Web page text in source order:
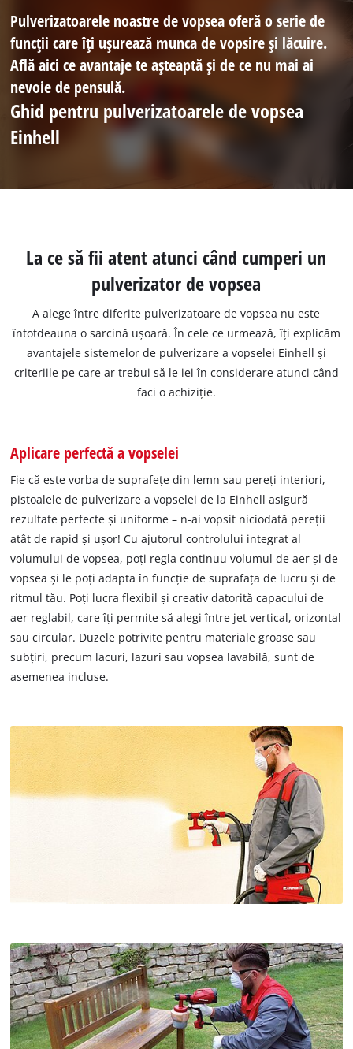
Pulverizatoarele noastre de vopsea oferă o serie de
funcții care îți ușurează munca de vopsire și lăcuire.
Află aici ce avantaje te așteaptă și de ce nu mai ai
nevoie de pensulă.
Ghid pentru pulverizatoarele de vopsea
Einhell
La ce să fii atent atunci când cumperi un
pulverizator de vopsea
A alege între diferite pulverizatoare de vopsea nu este
întotdeauna o sarcină ușoară. În cele ce urmează, îți explicăm
avantajele sistemelor de pulverizare a vopselei Einhell și
criteriile pe care ar trebui să le iei în considerare atunci când
faci o achiziție.
Aplicare perfectă a vopselei
Fie că este vorba de suprafețe din lemn sau pereți interiori,
pistoalele de pulverizare a vopselei de la Einhell asigură
rezultate perfecte și uniforme – n-ai vopsit niciodată pereții
atât de rapid și ușor! Cu ajutorul controlului integrat al
volumului de vopsea, poți regla continuu volumul de aer și de
vopsea și le poți adapta în funcție de suprafața de lucru și de
ritmul tău. Poți lucra flexibil și creativ datorită capacului de
aer reglabil, care îți permite să alegi între jet vertical, orizontal
sau circular. Duzele potrivite pentru materiale groase sau
subțiri, precum lacuri, lazuri sau vopsea lavabilă, sunt de
asemenea incluse.